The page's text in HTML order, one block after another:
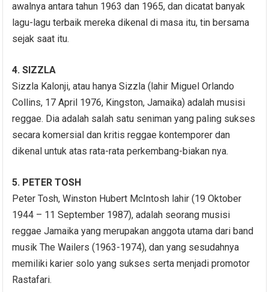
awalnya antara tahun 1963 dan 1965, dan dicatat banyak
lagu-lagu terbaik mereka dikenal di masa itu, tin bersama
sejak saat itu.
4. SIZZLA
Sizzla Kalonji, atau hanya Sizzla (lahir Miguel Orlando
Collins, 17 April 1976, Kingston, Jamaika) adalah musisi
reggae. Dia adalah salah satu seniman yang paling sukses
secara komersial dan kritis reggae kontemporer dan
dikenal untuk atas rata-rata perkembang-biakan nya.
5. PETER TOSH
Peter Tosh, Winston Hubert McIntosh lahir (19 Oktober
1944 – 11 September 1987), adalah seorang musisi
reggae Jamaika yang merupakan anggota utama dari band
musik The Wailers (1963-1974), dan yang sesudahnya
memiliki karier solo yang sukses serta menjadi promotor
Rastafari.